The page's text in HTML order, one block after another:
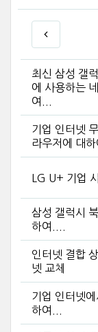
최신 삼성 갤
에 사용하는
여...
기업 인터넷
라우저에 대
LG U+ 기업
삼성 갤럭시
하여....
인터넷 결합
넷 교체
기업 인터넷
하여...